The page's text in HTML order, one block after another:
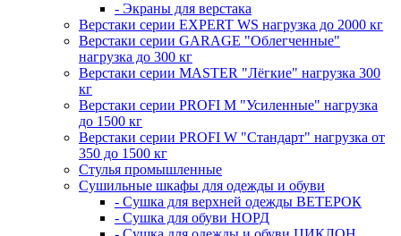
- Экраны для верстака
Верстаки серии EXPERT WS нагрузка до 2000 кг
Верстаки серии GARAGE "Облегченные"
нагрузка до 300 кг
Верстаки серии MASTER "Лёгкие" нагрузка 300
кг
Верстаки серии PROFI M "Усиленные" нагрузка
до 1500 кг
Верстаки серии PROFI W "Стандарт" нагрузка от
350 до 1500 кг
Стулья промышленные
Сушильные шкафы для одежды и обуви
- Сушка для верхней одежды ВЕТЕРОК
- Сушка для обуви НОРД